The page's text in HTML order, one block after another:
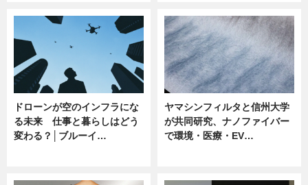
ドローンが空のインフラにな
る未来 仕事と暮らしはどう
変わる？│ブルーイ…
ヤマシンフィルタと信州大学
が共同研究、ナノファイバー
で環境・医療・EV…